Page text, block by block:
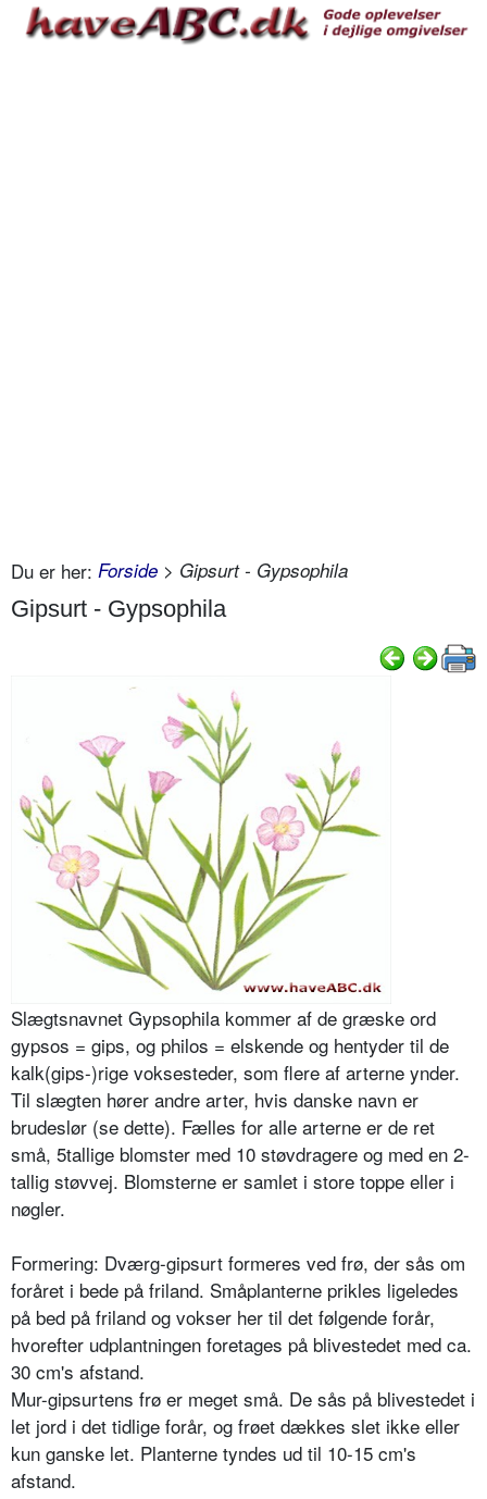
Du er her: Forside > Gipsurt - Gypsophila
Gipsurt - Gypsophila
Slægtsnavnet Gypsophila kommer af de græske ord
gypsos = gips, og philos = elskende og hentyder til de
kalk­(gips-)rige voksesteder, som flere af arterne ynder.
Til slægten hører andre arter, hvis danske navn er
brudeslør (se dette). Fælles for alle arterne er de ret
små, 5­tallige blomster med 10 støvdragere og med en 2-
tallig støvvej. Blomsterne er samlet i store toppe eller i
nøgler.
Formering: Dværg-gipsurt formeres ved frø, der sås om
foråret i bede på friland. Småplanterne prikles ligeledes
på bed på friland og vokser her til det følgende forår,
hvorefter udplantnin­gen foretages på blivestedet med ca.
30 cm's afstand.
Mur-gipsurtens frø er meget små. De sås på blivestedet i
let jord i det tidlige forår, og frøet dækkes slet ikke eller
kun ganske let. Planterne tyndes ud til 10-15 cm's
afstand.